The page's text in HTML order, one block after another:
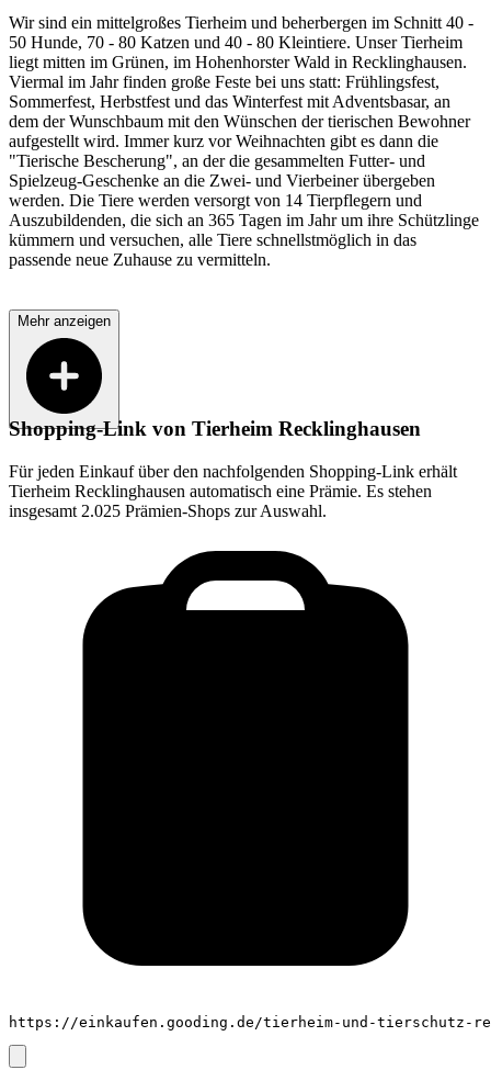
Wir sind ein mittelgroßes Tierheim und beherbergen im Schnitt 40 -
50 Hunde, 70 - 80 Katzen und 40 - 80 Kleintiere. Unser Tierheim
liegt mitten im Grünen, im Hohenhorster Wald in Recklinghausen.
Viermal im Jahr finden große Feste bei uns statt: Frühlingsfest,
Sommerfest, Herbstfest und das Winterfest mit Adventsbasar, an
dem der Wunschbaum mit den Wünschen der tierischen Bewohner
aufgestellt wird. Immer kurz vor Weihnachten gibt es dann die
"Tierische Bescherung", an der die gesammelten Futter- und
Spielzeug-Geschenke an die Zwei- und Vierbeiner übergeben
werden. Die Tiere werden versorgt von 14 Tierpflegern und
Auszubildenden, die sich an 365 Tagen im Jahr um ihre Schützlinge
kümmern und versuchen, alle Tiere schnellstmöglich in das
passende neue Zuhause zu vermitteln.
Mehr anzeigen
Shopping-Link von Tierheim Recklinghausen
Für jeden Einkauf über den nachfolgenden Shopping-Link erhält
Tierheim Recklinghausen automatisch eine Prämie. Es stehen
insgesamt 2.025 Prämien-Shops zur Auswahl.
https://einkaufen.gooding.de/tierheim-und-tierschutz-